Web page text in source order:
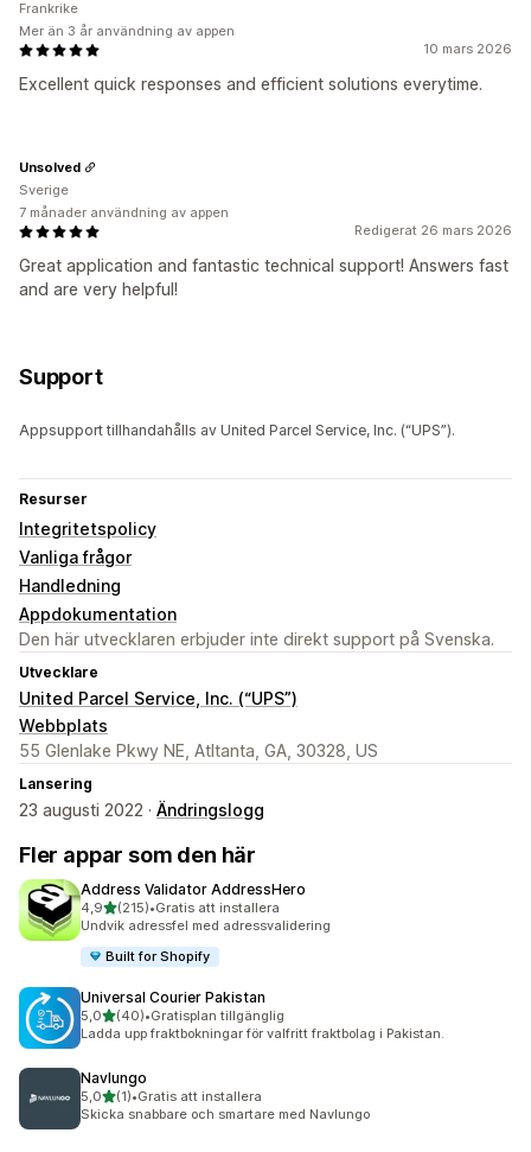
10 mars 2026
Excellent quick responses and efficient solutions everytime.
Frankrike
Mer än 3 år användning av appen
Redigerat 26 mars 2026
Great application and fantastic technical support! Answers fast
and are very helpful!
Unsolved
Sverige
7 månader användning av appen
Support
Appsupport tillhandahålls av United Parcel Service, Inc. (“UPS”).
Resurser
Integritetspolicy
Vanliga frågor
Handledning
Appdokumentation
Den här utvecklaren erbjuder inte direkt support på Svenska.
Utvecklare
United Parcel Service, Inc. (“UPS”)
Webbplats
55 Glenlake Pkwy NE, Atltanta, GA, 30328, US
Lansering
23 augusti 2022 · Ändringslogg
Fler appar som den här
Address Validator AddressHero
4,9av 5 stjärnor
(215)
215 recensioner totalt
•Gratis att installera
Undvik adressfel med adressvalidering
Built for Shopify
Universal Courier Pakistan
5,0av 5 stjärnor
(40)
40 recensioner totalt
•Gratisplan tillgänglig
Ladda upp fraktbokningar för valfritt fraktbolag i Pakistan.
Navlungo
5,0av 5 stjärnor
(1)
1 recensioner totalt
•Gratis att installera
Skicka snabbare och smartare med Navlungo